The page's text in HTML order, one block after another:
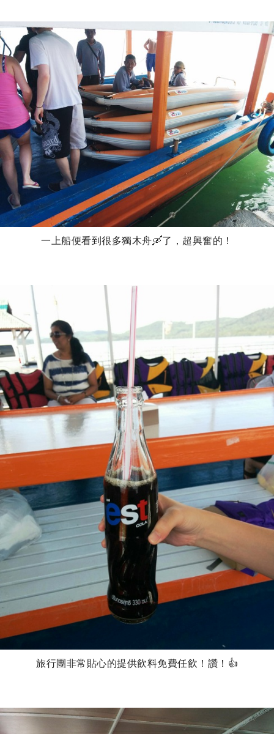
一上船便看到很多獨木舟🛶了，超興奮的！
旅行團非常貼心的提供飲料免費任飲！讚！👍